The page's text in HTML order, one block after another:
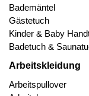
Bademäntel
Gästetuch
Kinder & Baby
Badetuch &
Arbeitskleidung
Arbeitspullover